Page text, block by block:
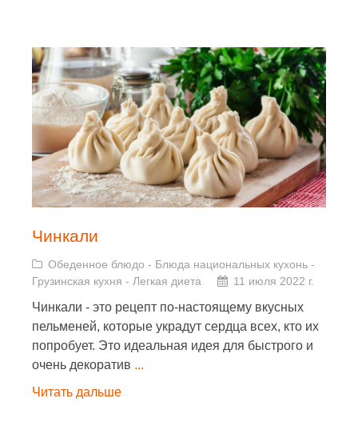
Чинкали
Обеденное блюдо - Блюда национальных кухонь -
Грузинская кухня - Легкая диета 11 июля 2022 г.
Чинкали - это рецепт по-настоящему вкусных
пельменей, которые украдут сердца всех, кто их
попробует. Это идеальная идея для быстрого и
очень декоратив ...
Читать дальше